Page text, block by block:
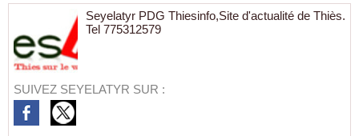
Seyelatyr PDG Thiesinfo,Site d'actualité de Thiès.
Tel 775312579
SUIVEZ SEYELATYR SUR :